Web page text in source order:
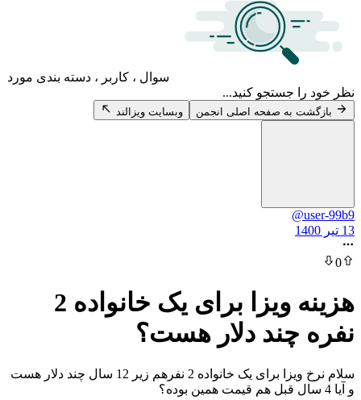
سوال ، کاربر ، دسته بندی مورد
جستجو کنید...
به صفحه اصلی انجمن وبسایت ویزالند
هزینه ویزا برای یک خانواده 2
چند دلار هست؟
سلام نرخ ویزا برای یک خانواده 2 نفرهم زیر 12 سال چند دلار هست